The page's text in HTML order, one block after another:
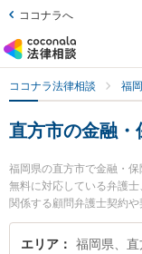
ココナラへ
ココナラ法律相談 福
直方市の金融
福岡県の直方市で金融・
無料に対応している弁護
関係する顧問弁護士契約
規則作成等の細かな分野
事務所の森 勇馬弁護士の
エリア 福岡県、直